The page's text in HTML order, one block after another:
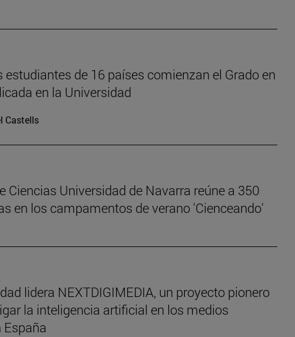
estudiantes de 16 países comienzan el Grado en
en la Universidad
Castells
Ciencias Universidad de Navarra reúne a 350
en los campamentos de verano 'Cienceando'
lidera NEXTDIGIMEDIA, un proyecto pionero
la inteligencia artificial en los medios
España